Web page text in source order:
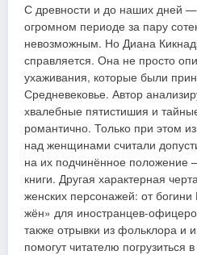
С древности и до наших дней —
огромном периоде за пару
невозможным. Но Диана
справляется. Она не просто
ухаживания, которые были
Средневековье. Автор
хвалебные пятистишия и
романтично. Только при этом
над женщинами считали
на их подчинённое положение
книги. Другая характерная
женских персонажей: от
жён» для иностранцев-
также отрывки из фольклора и
помогут читателю погрузиться